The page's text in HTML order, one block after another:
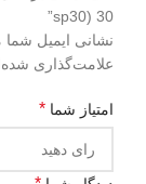
sp30) 30”
نشانی ایمیل شما
علامت‌گذاری
امتیاز شما *